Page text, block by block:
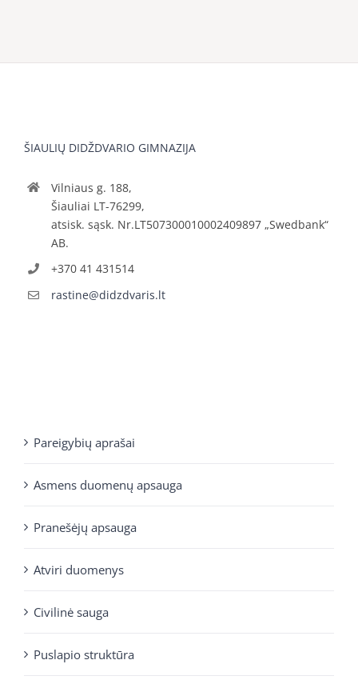
ŠIAULIŲ DIDŽDVARIO GIMNAZIJA
Vilniaus g. 188,
Šiauliai LT-76299,
atsisk. sąsk. Nr.LT507300010002409897 „Swedbank“
AB.
+370 41 431514
rastine@didzdvaris.lt
Pareigybių aprašai
Asmens duomenų apsauga
Pranešėjų apsauga
Atviri duomenys
Civilinė sauga
Puslapio struktūra